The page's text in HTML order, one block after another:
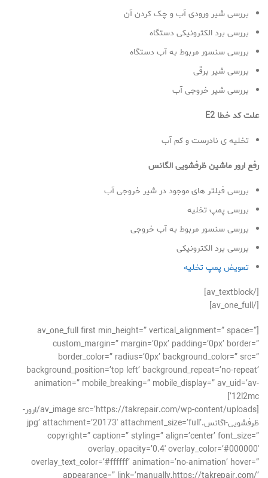
بررسی شیر ورودی آب و چک کردن آن
بررسی برد الکترونیکی دستگاه
بررسی سنسور مربوط به آب دستگاه
بررسی شیر برقی
بررسی شیر خروجی آب
علت کد خطا E2
تخلیه ی نادرست و کم آب
رفع ارور ماشین ظرفشویی الگانس
بررسی فیلتر های موجود در شیر خروجی آب
بررسی پمپ تخلیه
بررسی سنسور مربوط به آب خروجی
بررسی برد الکترونیکی
تعویض پمپ تخلیه
[/av_textblock]
[/av_one_full]
[av_one_full first min_height=” vertical_alignment=” space=”
custom_margin=” margin=’0px’ padding=’0px’ border=”
border_color=” radius=’0px’ background_color=” src=”
background_position=’top left’ background_repeat=’no-repeat’
animation=” mobile_breaking=” mobile_display=” av_uid=’av-
12l2mc’]
[av_image src=’https://takrepair.com/wp-content/uploads/ارور-
ظرفشویی-اگانس.jpg’ attachment=’20173′ attachment_size=’full’
copyright=” caption=” styling=” align=’center’ font_size=”
overlay_opacity=’0.4′ overlay_color=’#000000′
overlay_text_color=’#ffffff’ animation=’no-animation’ hover=”